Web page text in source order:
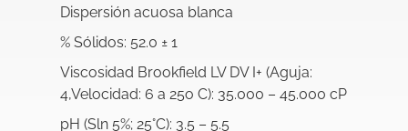
Dispersión acuosa blanca
% Sólidos: 52.0 ± 1
Viscosidad Brookfield LV DV I+ (Aguja:
4,Velocidad: 6 a 25o C): 35.000 – 45.000 cP
pH (Sln 5%; 25°C): 3.5 – 5.5